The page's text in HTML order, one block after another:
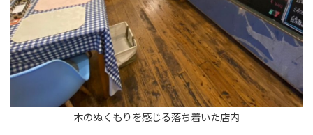
木のぬくもりを感じる落ち着いた店内